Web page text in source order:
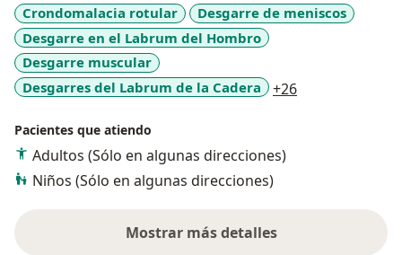
Crondomalacia rotular
Desgarre de meniscos
Desgarre en el Labrum del Hombro
Desgarre muscular
Desgarres del Labrum de la Cadera
+26
Pacientes que atiendo
Adultos (Sólo en algunas direcciones)
Niños (Sólo en algunas direcciones)
Mostrar más detalles
sobre la experiencia